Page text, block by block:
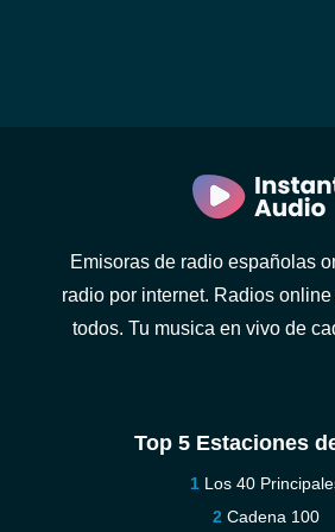
Emisoras de radio españolas
radio por internet. Radios
todos. Tu musica en vivo de
Top 5 Estaciones
Los 40
Cadena 100